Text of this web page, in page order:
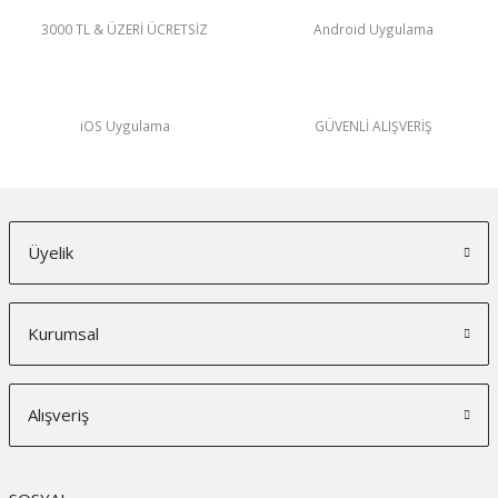
3000 TL & ÜZERİ ÜCRETSİZ Android Uygulama
iOS Uygulama GÜVENLİ ALIŞVERİŞ
Üyelik
Kurumsal
Alışveriş